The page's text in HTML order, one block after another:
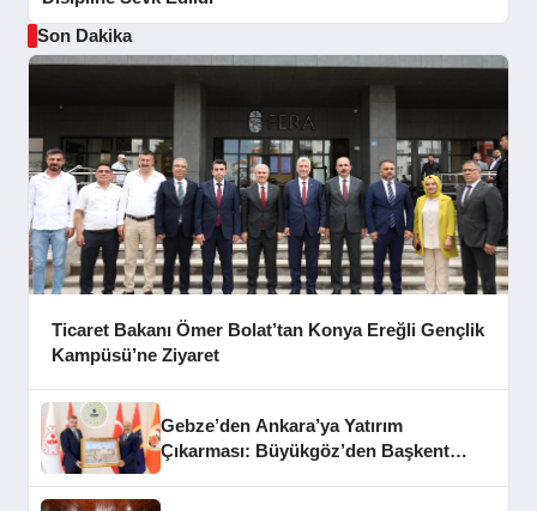
Son Dakika
Ticaret Bakanı Ömer Bolat’tan Konya Ereğli Gençlik
Kampüsü’ne Ziyaret
Gebze’den Ankara’ya Yatırım
Çıkarması: Büyükgöz’den Başkent